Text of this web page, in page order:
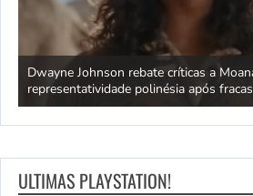
Dwayne Johnson rebate críticas a
representatividade polinésia após
ULTIMAS PLAYSTATION!